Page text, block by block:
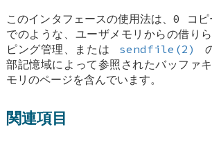
このインタフェースの使用法は、0 コ
でのような、ユーザメモリからの借り
ピング管理、または
sendfile(2)
部記憶域によって参照されたバッファ
モリのページを含んでいます。
関連項目